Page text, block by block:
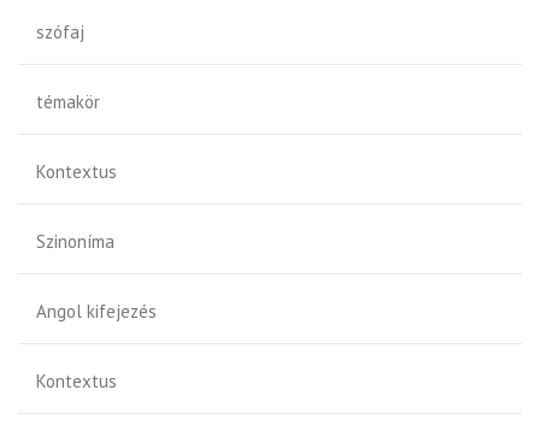
szófaj
témakör
Kontextus
Szinoníma
Angol kifejezés
Kontextus